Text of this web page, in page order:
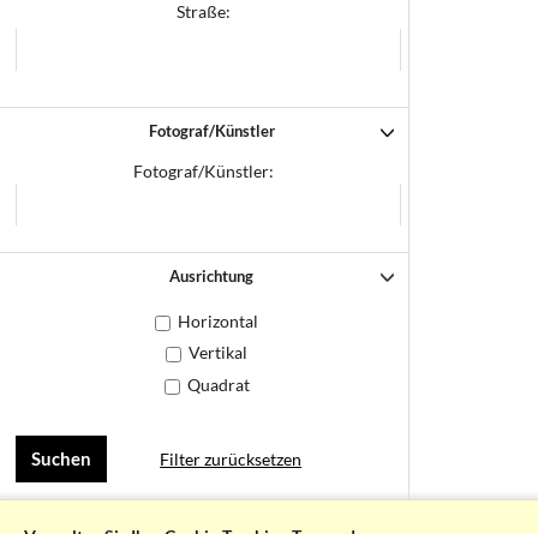
Straße:
Fotograf/Künstler
Fotograf/Künstler:
Ausrichtung
Horizontal
Vertikal
Quadrat
Filter zurücksetzen